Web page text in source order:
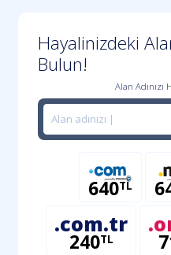
Hayalinizdeki
Bulun!
Alan Adınızı
640TL
.com.tr
240TL